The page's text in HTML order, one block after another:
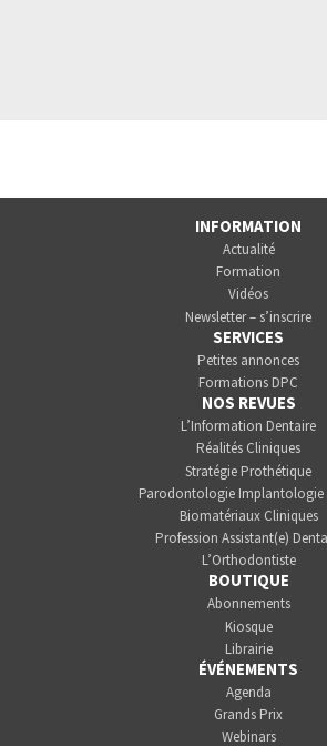
INFORMATION
Actualité
Formation
Vidéos
Newsletter – s’inscrire
SERVICES
Petites annonces
Formations DPC
NOS REVUES
L’Information Dentaire
Réalités Cliniques
Stratégie Prothétique
Parodontologie Implantologie
Biomatériaux Cliniques
Profession Assistant(e)
L’Orthodontiste
BOUTIQUE
Abonnements
Kiosque
Librairie
ÉVÉNEMENTS
Agenda
Grands Prix
Webinars